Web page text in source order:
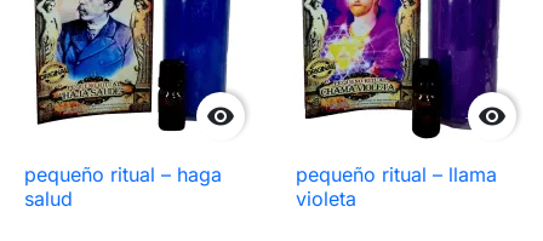

pequeño ritual – haga
salud

pequeño ritual – llama
violeta